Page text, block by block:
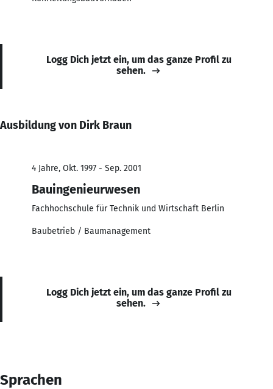
Logg Dich jetzt ein, um das ganze Profil zu
sehen.
Ausbildung von Dirk Braun
4 Jahre, Okt. 1997 - Sep. 2001
Bauingenieurwesen
Fachhochschule für Technik und Wirtschaft Berlin
Baubetrieb / Baumanagement
Logg Dich jetzt ein, um das ganze Profil zu
sehen.
Sprachen